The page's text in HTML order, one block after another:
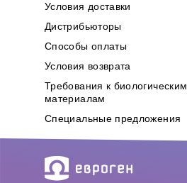
Условия доставки
Дистрибьюторы
Способы оплаты
Условия возврата
Требования к биологическим
материалам
Специальные предложения